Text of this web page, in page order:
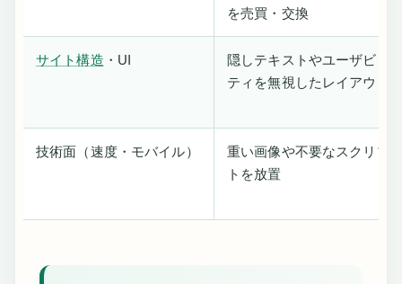
を売買・交換
サイト構造 ・UI
隠しテキストやユーザビリ
ティを無視したレイアウト
技術面（速度・モバイル）
重い画像や不要なスクリプ
トを放置